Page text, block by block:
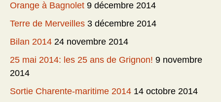
Orange à Bagnolet 9 décembre 2014
Terre de Merveilles 3 décembre 2014
Bilan 2014 24 novembre 2014
25 mai 2014: les 25 ans de Grignon! 9 novembre
2014
Sortie Charente-maritime 2014 14 octobre 2014